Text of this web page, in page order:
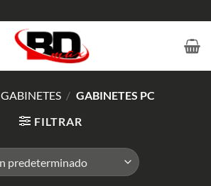
GABINETES / GABINETES PC
FILTRAR